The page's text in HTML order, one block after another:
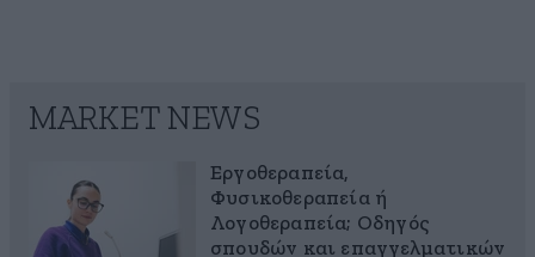
MARKET NEWS
Εργοθεραπεία,
Φυσικοθεραπεία ή
Λογοθεραπεία; Οδηγός
σπουδών και επαγγελματικών